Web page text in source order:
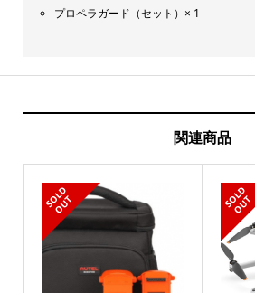
プロペラガード（セット）× 1
関連商品
S
O
L
D
O
U
T S
O
L
D
O
U
T